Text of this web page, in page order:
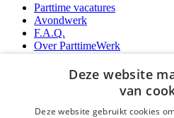
Parttime vacatures
Avondwerk
F.A.Q.
Over ParttimeWerk
YoungCapital Android App
Deze website
van
Deze website gebruikt cookies